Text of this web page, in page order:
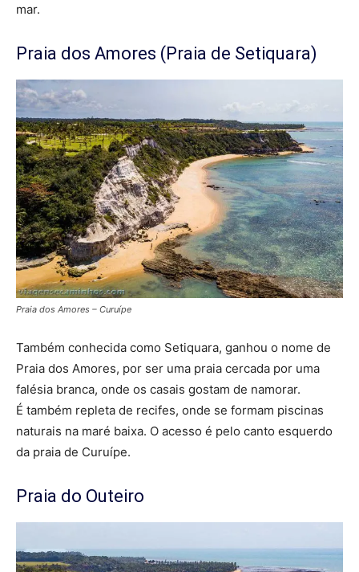
mar.
Praia dos Amores (Praia de Setiquara)
Praia dos Amores – Curuípe
Também conhecida como Setiquara, ganhou o nome de
Praia dos Amores, por ser uma praia cercada por uma
falésia branca, onde os casais gostam de namorar.
É também repleta de recifes, onde se formam piscinas
naturais na maré baixa. O acesso é pelo canto esquerdo
da praia de Curuípe.
Praia do Outeiro